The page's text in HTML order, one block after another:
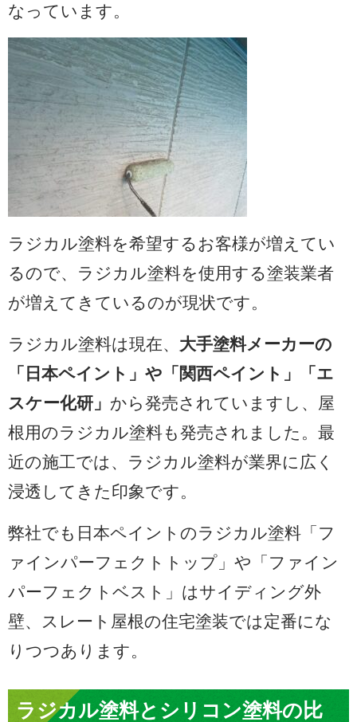
なっています。
ラジカル塗料を希望するお客様が増えてい
るので、ラジカル塗料を使用する塗装業者
が増えてきているのが現状です。
ラジカル塗料は現在、 大手塗料メーカーの
「日本ペイント」や「関西ペイント」「エ
スケー化研」 から発売されていますし、屋
根用のラジカル塗料も発売されました。最
近の施工では、ラジカル塗料が業界に広く
浸透してきた印象です。
弊社でも日本ペイントのラジカル塗料「フ
ァインパーフェクトトップ」や「ファイン
パーフェクトベスト」はサイディング外
壁、スレート屋根の住宅塗装では定番にな
りつつあります。
ラジカル塗料とシリコン塗料の比